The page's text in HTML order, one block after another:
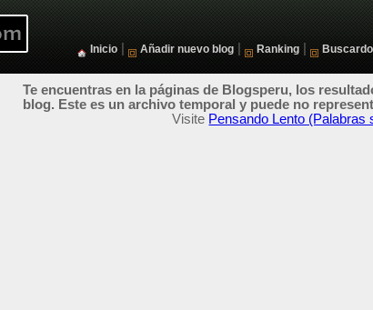
Inicio Añadir nuevo blog Ranking
Te encuentras en la páginas de Blogsperu, los
blog. Este es un archivo temporal y puede no
Visite Pensando Lento (Palabras